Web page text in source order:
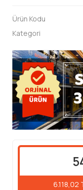
Ürün Kodu
Kategori
6.118,02